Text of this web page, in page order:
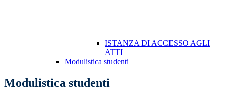
ISTANZA DI ACCESSO AGLI
ATTI
Modulistica studenti
Modulistica studenti